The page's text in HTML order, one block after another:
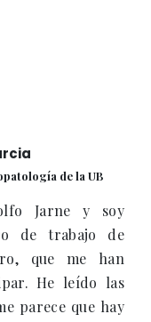
de la UB
Jarne y soy
de trabajo de
que me han
He leído las
parece que hay